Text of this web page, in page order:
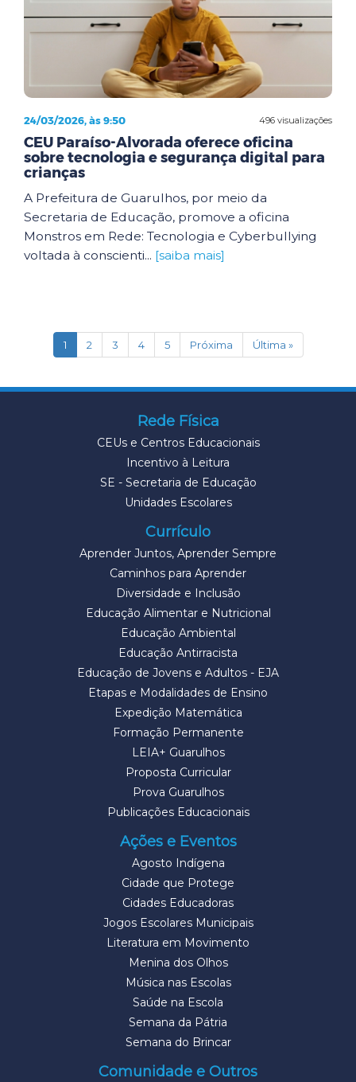
496 visualizações
24/03/2026, às 9:50
CEU Paraíso-Alvorada oferece oficina
sobre tecnologia e segurança digital para
crianças
A Prefeitura de Guarulhos, por meio da
Secretaria de Educação, promove a oficina
Monstros em Rede: Tecnologia e Cyberbullying
voltada à conscienti... [saiba mais]
1(current)
2 3 4 5 Próxima Última »
Rede Física
CEUs e Centros Educacionais
Incentivo à Leitura
SE - Secretaria de Educação
Unidades Escolares
Currículo
Aprender Juntos, Aprender Sempre
Caminhos para Aprender
Diversidade e Inclusão
Educação Alimentar e Nutricional
Educação Ambiental
Educação Antirracista
Educação de Jovens e Adultos - EJA
Etapas e Modalidades de Ensino
Expedição Matemática
Formação Permanente
LEIA+ Guarulhos
Proposta Curricular
Prova Guarulhos
Publicações Educacionais
Ações e Eventos
Agosto Indígena
Cidade que Protege
Cidades Educadoras
Jogos Escolares Municipais
Literatura em Movimento
Menina dos Olhos
Música nas Escolas
Saúde na Escola
Semana da Pátria
Semana do Brincar
Comunidade e Outros